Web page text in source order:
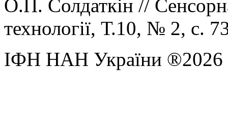
О.П. Солдаткін //
технології, Т.10, № 2, с.
ІФН НАН України ®2026